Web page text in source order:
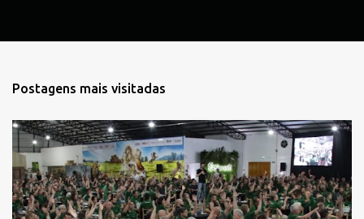
Postagens mais visitadas